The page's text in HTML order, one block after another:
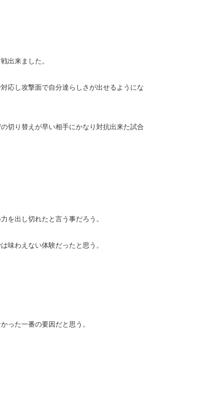
出来ました。
応し攻撃面で自分達らしさが出せるようにな
切り替えが早い相手にかなり対抗出来た試合
を出し切れたと言う事だろう。
味わえない体験だったと思う。
った一番の要因だと思う。